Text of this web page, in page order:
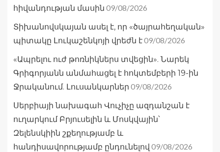
հիվանդության մասին 09/08/2026
Տիխանովսկայան ասել է, որ «ծայրահեղական»
պիտակը Լուկաշենկոյի վրեժն է09/08/2026
«Ապրելու ուժ թոռնիկներս տվեցին». Նարեկ
Գրիգորյանն անմահացել է հոկտեմբերի 19-ին
Ջրականում. Լուսանկարներ 09/08/2026
Սերբիայի նախագահ Վուչիչը ազդանշան է
ուղարկում Բրյուսելին և Մոսկվային՝
Զելենսկիին շքեղությամբ և
հանդիսավորությամբ ընդունելով 09/08/2026